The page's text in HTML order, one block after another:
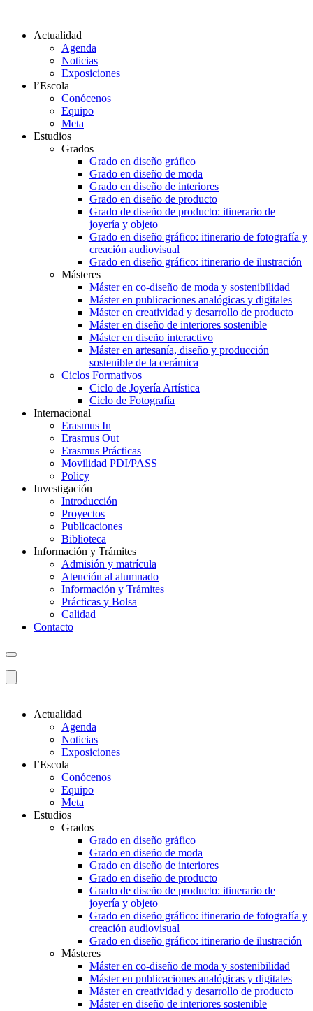
Actualidad
Agenda
Noticias
Exposiciones
l’Escola
Conócenos
Equipo
Meta
Estudios
Grados
Grado en diseño gráfico
Grado en diseño de moda
Grado en diseño de interiores
Grado en diseño de producto
Grado de diseño de producto: itinerario de
joyería y objeto
Grado en diseño gráfico: itinerario de fotografía y
creación audiovisual
Grado en diseño gráfico: itinerario de ilustración
Másteres
Máster en co-diseño de moda y sostenibilidad
Máster en publicaciones analógicas y digitales
Máster en creatividad y desarrollo de producto
Máster en diseño de interiores sostenible
Máster en diseño interactivo
Máster en artesanía, diseño y producción
sostenible de la cerámica
Ciclos Formativos
Ciclo de Joyería Artística
Ciclo de Fotografía
Internacional
Erasmus In
Erasmus Out
Erasmus Prácticas
Movilidad PDI/PASS
Policy
Investigación
Introducción
Proyectos
Publicaciones
Biblioteca
Información y Trámites
Admisión y matrícula
Atención al alumnado
Información y Trámites
Prácticas y Bolsa
Calidad
Contacto
Actualidad
Agenda
Noticias
Exposiciones
l’Escola
Conócenos
Equipo
Meta
Estudios
Grados
Grado en diseño gráfico
Grado en diseño de moda
Grado en diseño de interiores
Grado en diseño de producto
Grado de diseño de producto: itinerario de
joyería y objeto
Grado en diseño gráfico: itinerario de fotografía y
creación audiovisual
Grado en diseño gráfico: itinerario de ilustración
Másteres
Máster en co-diseño de moda y sostenibilidad
Máster en publicaciones analógicas y digitales
Máster en creatividad y desarrollo de producto
Máster en diseño de interiores sostenible